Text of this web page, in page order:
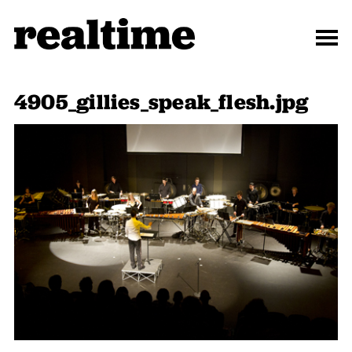
4905_gillies_speak_flesh.jpg